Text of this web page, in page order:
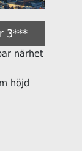
3***
närhet
höjd